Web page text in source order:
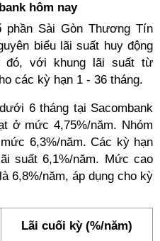
hôm nay
phần Sài Gòn Thương Tín
biểu lãi suất huy động
đó, với khung lãi suất từ
các kỳ hạn 1 - 36 tháng.
6 tháng tại Sacombank
ở mức 4,75%/năm. Nhóm
6,3%/năm. Các kỳ hạn
suất 6,1%/năm. Mức cao
6,8%/năm, áp dụng cho kỳ
Lãi cuối kỳ (%/năm)